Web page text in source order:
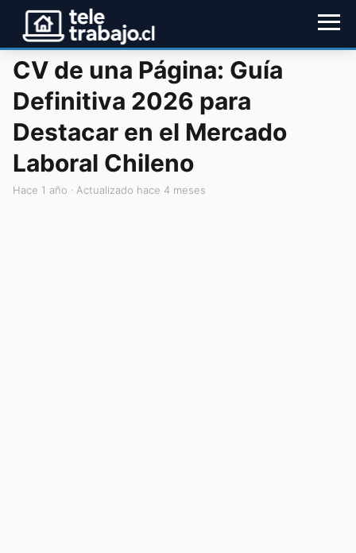
CV de una Página: Guía
Definitiva 2026 para
Destacar en el Mercado
Laboral Chileno
hace 1 año · Actualizado hace 4 meses